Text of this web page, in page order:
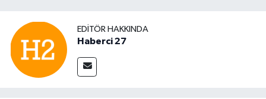
EDITÖR HAKKINDA
Haberci 27